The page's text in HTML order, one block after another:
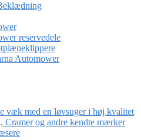
reservedele
Automower
væk med en løvsuger i høj kvalitet
Cramer og andre kendte mærker